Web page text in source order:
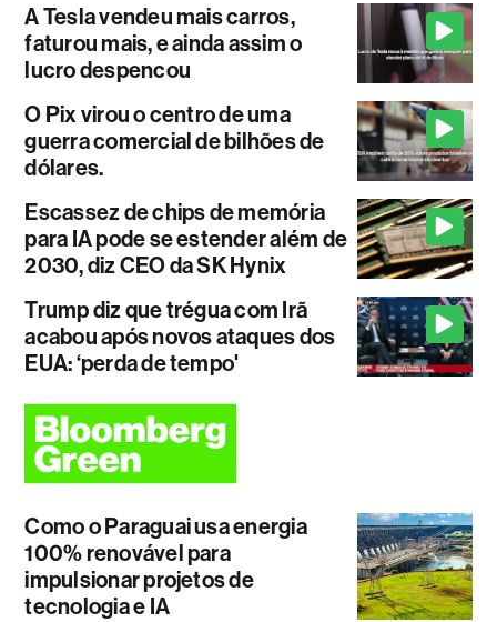
A Tesla vendeu mais carros,
faturou mais, e ainda assim o
lucro despencou
O Pix virou o centro de uma
guerra comercial de bilhões de
dólares.
Escassez de chips de memória
para IA pode se estender além de
2030, diz CEO da SK Hynix
Trump diz que trégua com Irã
acabou após novos ataques dos
EUA: ‘perda de tempo'
Como o Paraguai usa energia
100% renovável para
impulsionar projetos de
tecnologia e IA